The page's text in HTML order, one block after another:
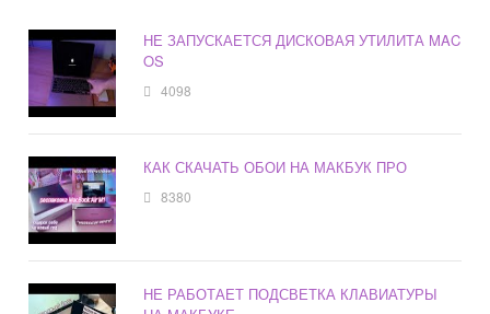
НЕ ЗАПУСКАЕТСЯ ДИСКОВАЯ УТИЛИТА MAC
OS
4098
КАК СКАЧАТЬ ОБОИ НА МАКБУК ПРО
8380
НЕ РАБОТАЕТ ПОДСВЕТКА КЛАВИАТУРЫ